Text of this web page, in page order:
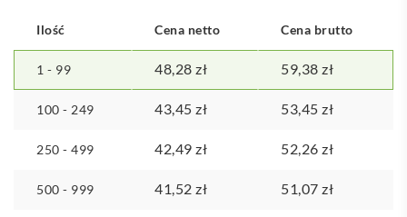
Ilość Cena netto Cena brutto
1 - 99 48,28 zł 59,38 zł
100 - 249 43,45 zł 53,45 zł
250 - 499 42,49 zł 52,26 zł
500 - 999 41,52 zł 51,07 zł